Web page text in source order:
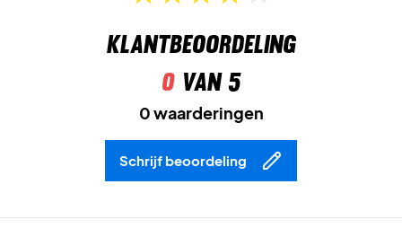
Klantbeoordeling
0van 5
0 waarderingen
Schrijf beoordeling